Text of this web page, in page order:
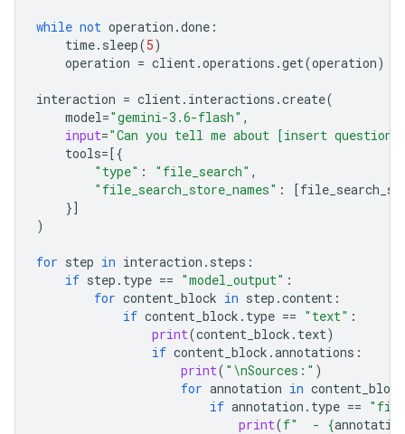
while not operation .done :
time. sleep(5)
operation = client.operations .get(operation)
interaction = client. interactions .create(
model="gemini-3.6-flash" ,
input="Can you tell me about [insert
tools=[{
"type" : "file_search" ,
"file_search_store_names" : [
}]
)
for step in interaction . steps :
if step . type == "model_output" :
for content_block in step .content :
if content_block . type == "text" :
print(content_block . text)
if content_block .annotations :
print( " \nSources:" )
for annotation in content_block
if annotation . type ==
print(f"  - {